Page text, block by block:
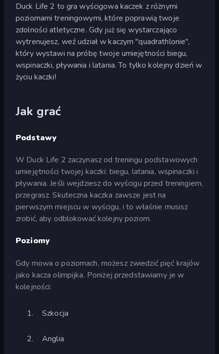
Duck Life 2 to gra wyścigowa kaczek z różnymi
poziomami treningowymi, które poprawią twoje
zdolności atletyczne. Gdy już się wystarczająco
wytrenujesz, weź udział w kaczym "quadrathlonie",
który wystawi na próbę twoje umiejętności biegu,
wspinaczki, pływania i latania. To tylko kolejny dzień w
życiu kaczki!
Jak grać
Podstawy
W Duck Life 2 zaczynasz od treningu podstawowych
umiejętności twojej kaczki: biegu, latania, wspinaczki i
pływania. Jeśli wejdziesz do wyścigu przed treningiem,
przegrasz. Skuteczna kaczka zawsze jest na
pierwszym miejscu w wyścigu, i to właśnie musisz
zrobić, aby odblokować kolejny poziom.
Poziomy
Gdy mowa o poziomach, możesz zwiedzić pięć krajów
jako kacza olimpijka. Poniżej przedstawiamy je w
kolejności:
Szkocja
Anglia